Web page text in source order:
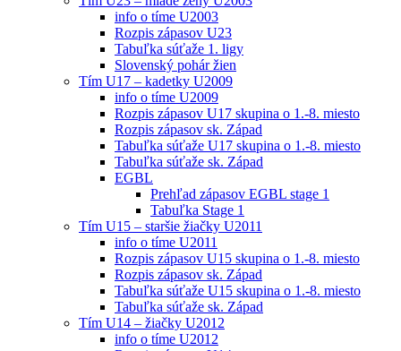
info o tíme U2003
Rozpis zápasov U23
Tabuľka súťaže 1. ligy
Slovenský pohár žien
Tím U17 – kadetky U2009
info o tíme U2009
Rozpis zápasov U17 skupina o 1.-8. miesto
Rozpis zápasov sk. Západ
Tabuľka súťaže U17 skupina o 1.-8. miesto
Tabuľka súťaže sk. Západ
EGBL
Prehľad zápasov EGBL stage 1
Tabuľka Stage 1
Tím U15 – staršie žiačky U2011
info o tíme U2011
Rozpis zápasov U15 skupina o 1.-8. miesto
Rozpis zápasov sk. Západ
Tabuľka súťaže U15 skupina o 1.-8. miesto
Tabuľka súťaže sk. Západ
Tím U14 – žiačky U2012
info o tíme U2012